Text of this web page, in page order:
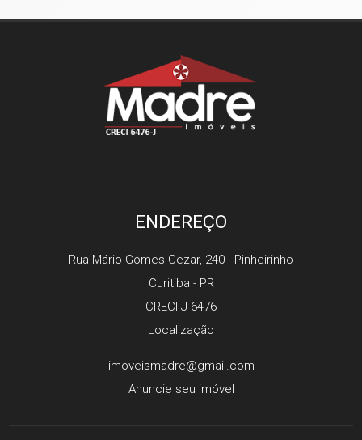
ENDEREÇO
Rua Mário Gomes Cezar, 240 - Pinheirinho
Curitiba - PR
CRECI J-6476
Localização
imoveismadre@gmail.com
Anuncie seu imóvel